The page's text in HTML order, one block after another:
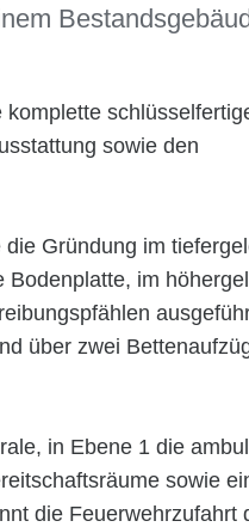
sowie den
Gründung im
im
über zwei
in Ebene 1 die
sowie
die Feuerwehrzufahrt